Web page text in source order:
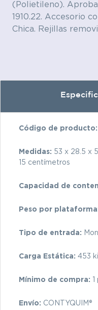
(Polietileno).
1910.22. Accesorio
Chica. Rejillas
Código de producto:
Medidas: 53 x 28.5 x
15 centímetros
Capacidad de
Peso por
Tipo de entrada:
Carga Estática: 453
Mínimo de compra:
Envío: CONTYQUIM®